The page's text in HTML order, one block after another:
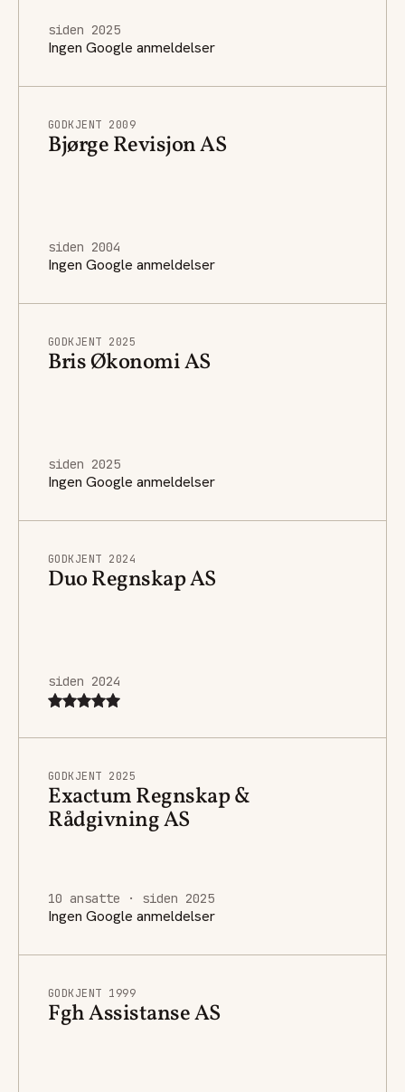
siden 2025
Ingen Google anmeldelser
GODKJENT 2009
Bjørge Revisjon AS
siden 2004
Ingen Google anmeldelser
GODKJENT 2025
Bris Økonomi AS
siden 2025
Ingen Google anmeldelser
GODKJENT 2024
Duo Regnskap AS
siden 2024
GODKJENT 2025
Exactum Regnskap &
Rådgivning AS
10 ansatte · siden 2025
Ingen Google anmeldelser
GODKJENT 1999
Fgh Assistanse AS